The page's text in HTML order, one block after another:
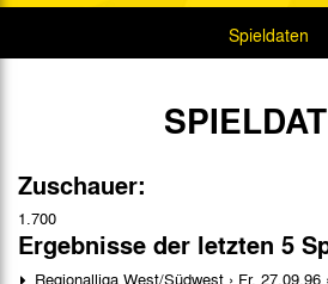
Spieldaten
Zuschauer:
1.700
Ergebnisse der letzten 5
Regionalliga West/Südwest › Fr. 27.09.96